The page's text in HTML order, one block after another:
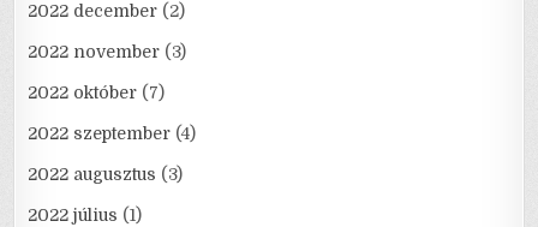
2022 december (2)
2022 november (3)
2022 október (7)
2022 szeptember (4)
2022 augusztus (3)
2022 július (1)